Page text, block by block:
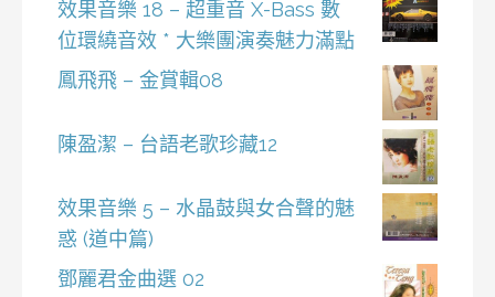
效果音樂 18 – 超重音 X-Bass 數
位環繞音效 * 大樂團演奏魅力滿點
鳳飛飛 – 金賞輯08
陳盈潔 – 台語老歌珍藏12
效果音樂 5 – 水晶鼓與女合聲的魅
惑 (道中篇)
鄧麗君金曲選 02